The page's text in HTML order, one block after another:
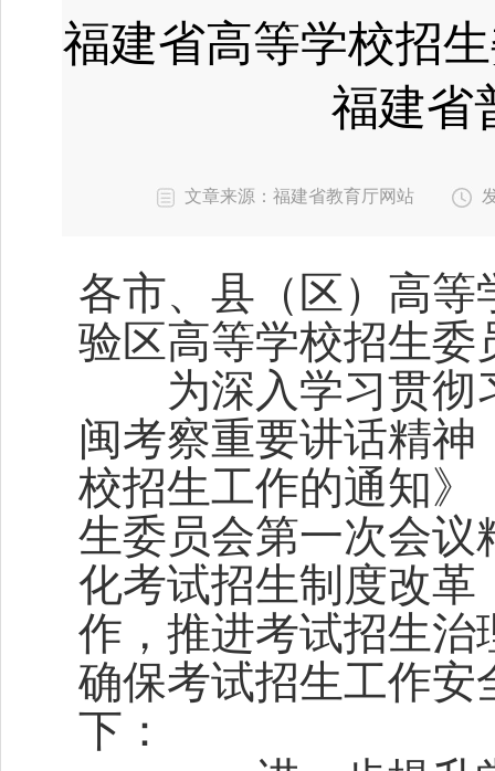
福建省高等学校招
福建省
文章来源：福建省教育厅网站
各市、县（区）高
验区高等学校招生委
为深入学习贯彻
闽考察重要讲话精神
校招生工作的通知》
生委员会第一次会议
化考试招生制度改革
作，推进考试招生治
确保考试招生工作安
下：